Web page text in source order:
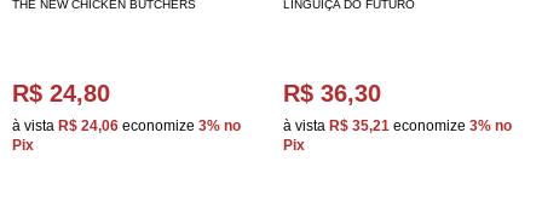
THE NEW CHICKEN BUTCHERS
R$ 24,80
à vista R$ 24,06 economize 3% no
Pix
LINGUIÇA DO FUTURO
R$ 36,30
à vista R$ 35,21 economize 3% no
Pix